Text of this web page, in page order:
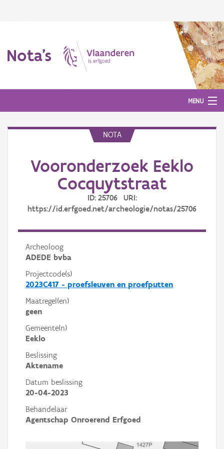
Nota's
MENU
Aanmelden
NOTA
Vooronderzoek Eeklo
Cocquytstraat
ID: 25706 URI:
https://id.erfgoed.net/archeologie/notas/25706
Archeoloog
ADEDE bvba
Projectcode(s)
2023C417 - proefsleuven en proefputten
Maatregel(en)
geen
Gemeente(n)
Eeklo
Beslissing
Aktename
Datum beslissing
20-04-2023
Behandelaar
Agentschap Onroerend Erfgoed